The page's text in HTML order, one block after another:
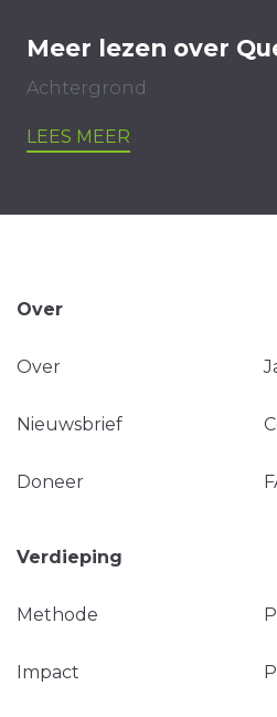
Meer lezen over
Achtergrond
LEES MEER
Over
Over
Nieuwsbrief
Doneer
Verdieping
Methode
Impact